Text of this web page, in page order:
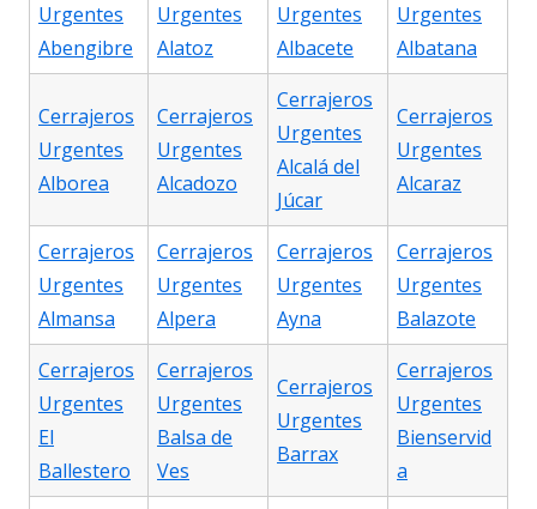
Urgentes
Abengibre
Urgentes
Alatoz
Urgentes
Albacete
Urgentes
Albatana
Cerrajeros
Urgentes
Alborea
Cerrajeros
Urgentes
Alcadozo
Cerrajeros
Urgentes
Alcalá del
Júcar
Cerrajeros
Urgentes
Alcaraz
Cerrajeros
Urgentes
Almansa
Cerrajeros
Urgentes
Alpera
Cerrajeros
Urgentes
Ayna
Cerrajeros
Urgentes
Balazote
Cerrajeros
Urgentes
El
Ballestero
Cerrajeros
Urgentes
Balsa de
Ves
Cerrajeros
Urgentes
Barrax
Cerrajeros
Urgentes
Bienservid
a